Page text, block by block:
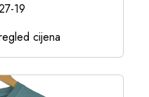
19
cijena